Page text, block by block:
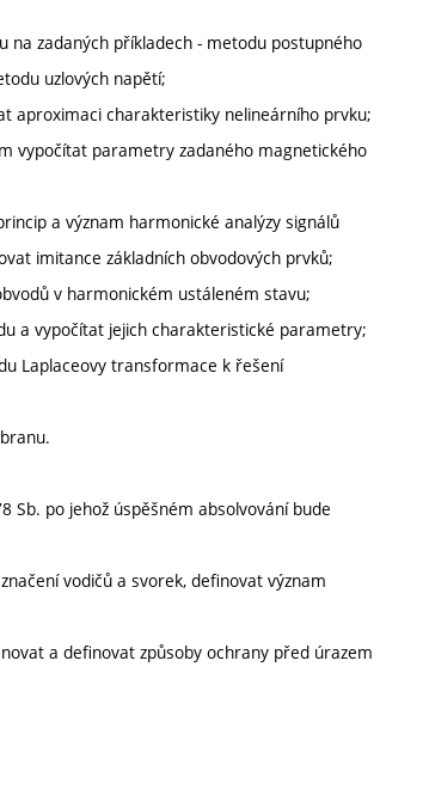
zadaných příkladech - metodu postupného
uzlových napětí;
aproximaci charakteristiky nelineárního prvku;
vypočítat parametry zadaného magnetického
a význam harmonické analýzy signálů
imitance základních obvodových prvků;
v harmonickém ustáleném stavu;
a vypočítat jejich charakteristické parametry;
Laplaceovy transformace k řešení
Sb. po jehož úspěšném absolvování bude
vodičů a svorek, definovat význam
a definovat způsoby ochrany před úrazem